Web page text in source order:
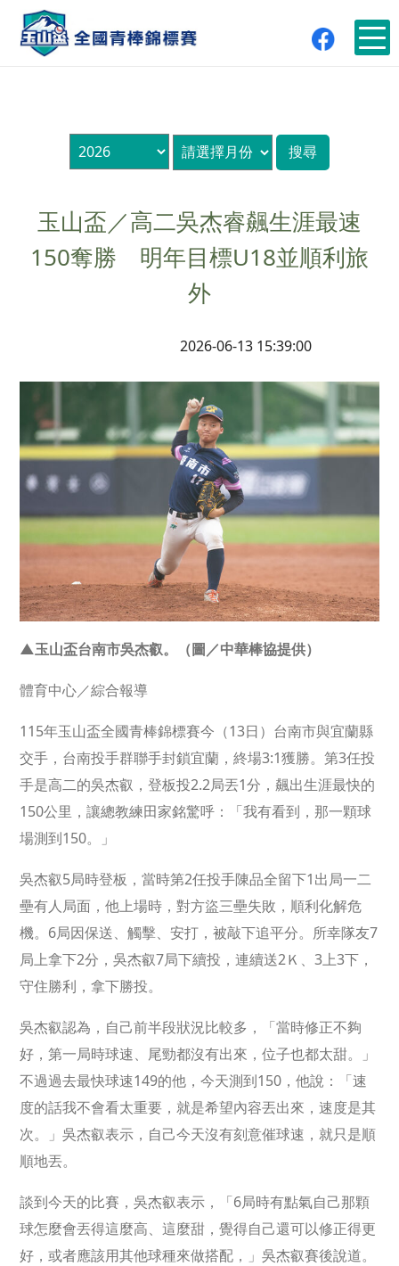
玉山盃／高二吳杰睿飆生涯最速
150奪勝 明年目標U18並順利旅
外
2026-06-13 15:39:00
▲玉山盃台南市吳杰叡。（圖／中華棒協提供）
體育中心／綜合報導
115年玉山盃全國青棒錦標賽今（13日）台南市與宜蘭縣
交手，台南投手群聯手封鎖宜蘭，終場3:1獲勝。第3任投
手是高二的吳杰叡，登板投2.2局丟1分，飆出生涯最快的
150公里，讓總教練田家銘驚呼：「我有看到，那一顆球
場測到150。」
吳杰叡5局時登板，當時第2任投手陳品全留下1出局一二
壘有人局面，他上場時，對方盜三壘失敗，順利化解危
機。6局因保送、觸擊、安打，被敲下追平分。所幸隊友7
局上拿下2分，吳杰叡7局下續投，連續送2Ｋ、3上3下，
守住勝利，拿下勝投。
吳杰叡認為，自己前半段狀況比較多，「當時修正不夠
好，第一局時球速、尾勁都沒有出來，位子也都太甜。」
不過過去最快球速149的他，今天測到150，他說：「速
度的話我不會看太重要，就是希望內容丟出來，速度是其
次。」吳杰叡表示，自己今天沒有刻意催球速，就只是順
順地丟。
談到今天的比賽，吳杰叡表示，「6局時有點氣自己那顆
球怎麼會丟得這麼高、這麼甜，覺得自己還可以修正得更
好，或者應該用其他球種來做搭配，」吳杰叡賽後說道。